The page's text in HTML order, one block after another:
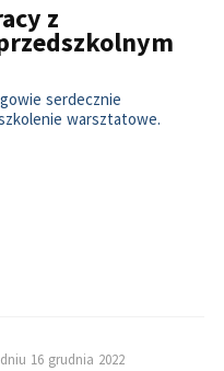
z
serdecznie
warsztatowe.
16 grudnia 2022